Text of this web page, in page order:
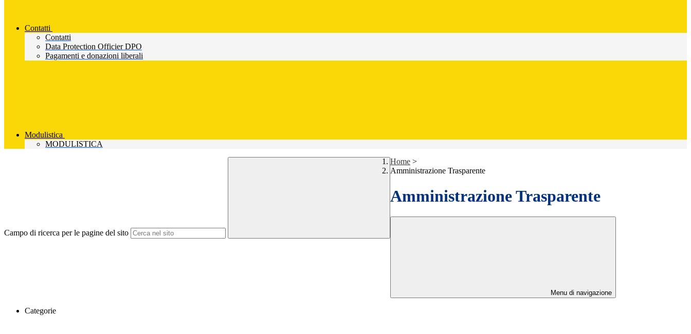
Contatti
Contatti
Data Protection Officier DPO
Pagamenti e donazioni liberali
Modulistica
MODULISTICA
Campo di ricerca per le pagine del sito
Home >
Amministrazione Trasparente
Amministrazione Trasparente
Menu di navigazione
Categorie